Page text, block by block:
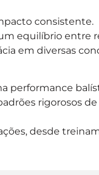
consistente.
um equilíbrio entre
em diversas
performance
rigorosos
desde